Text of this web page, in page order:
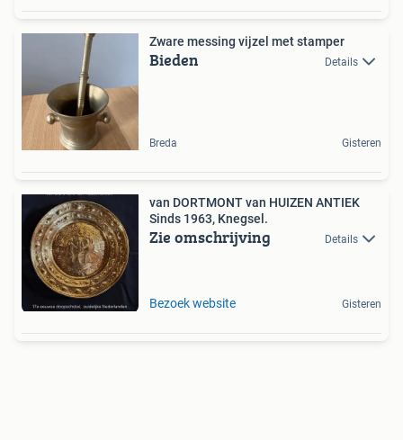
Zware messing vijzel met stamper
Bieden Details
Breda Gisteren
van DORTMONT van HUIZEN ANTIEK
Sinds 1963, Knegsel.
Zie omschrijving Details
Bezoek website Gisteren